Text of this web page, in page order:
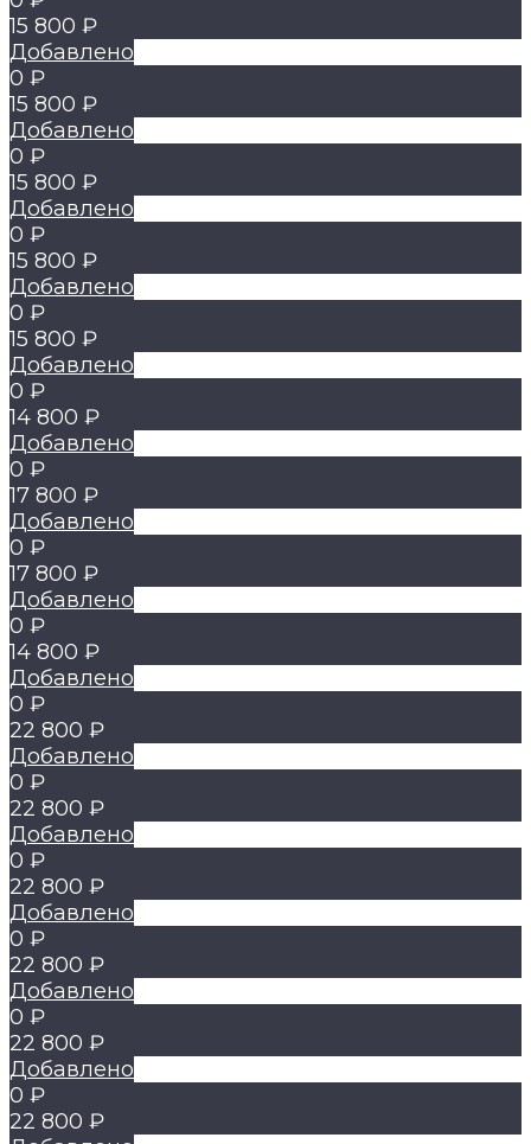
15 800 ₽
Добавлено
0 ₽
15 800 ₽
Добавлено
0 ₽
15 800 ₽
Добавлено
0 ₽
15 800 ₽
Добавлено
0 ₽
15 800 ₽
Добавлено
0 ₽
14 800 ₽
Добавлено
0 ₽
17 800 ₽
Добавлено
0 ₽
17 800 ₽
Добавлено
0 ₽
14 800 ₽
Добавлено
0 ₽
22 800 ₽
Добавлено
0 ₽
22 800 ₽
Добавлено
0 ₽
22 800 ₽
Добавлено
0 ₽
22 800 ₽
Добавлено
0 ₽
22 800 ₽
Добавлено
0 ₽
22 800 ₽